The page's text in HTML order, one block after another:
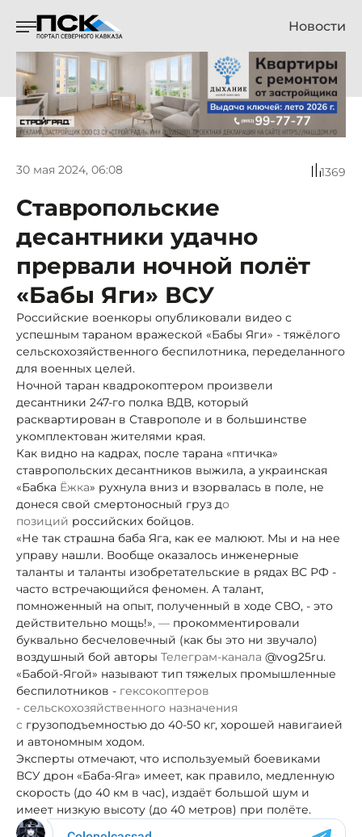
Новости
30 мая 2024, 06:08 1369
Ставропольские
десантники удачно
прервали ночной полёт
«Бабы Яги» ВСУ
Российские военкоры опубликовали видео с
успешным тараном вражеской «Бабы Яги» - тяжёлого
сельскохозяйственного беспилотника, переделанного
для военных целей.
Ночной таран квадрокоптером произвели
десантники 247-го полка ВДВ, который
расквартирован в Ставрополе и в большинстве
укомплектован жителями края.
Как видно на кадрах, после тарана «птичка»
ставропольских десантников выжила, а украинская
«Бабка Ёжка» рухнула вниз и взорвалась в поле, не
донеся свой смертоносный груз до
позиций российских бойцов.
«Не так страшна баба Яга, как ее малюют. Мы и на нее
управу нашли. Вообще оказалось инженерные
таланты и таланты изобретательские в рядах ВС РФ -
часто встречающийся феномен. А талант,
помноженный на опыт, полученный в ходе СВО, - это
действительно мощь!», — прокомментировали
буквально бесчеловечный (как бы это ни звучало)
воздушный бой авторы Телеграм-канала @vog25ru.
«Бабой-Ягой» называют тип тяжелых промышленные
беспилотников - гексокоптеров
- сельскохозяйственного назначения
с грузоподъемностью до 40-50 кг, хорошей навигаией
и автономным ходом.
Эксперты отмечают, что используемый боевиками
ВСУ дрон «Баба-Яга» имеет, как правило, медленную
скорость (до 40 км в час), издаёт большой шум и
имеет низкую высоту (до 40 метров) при полёте.